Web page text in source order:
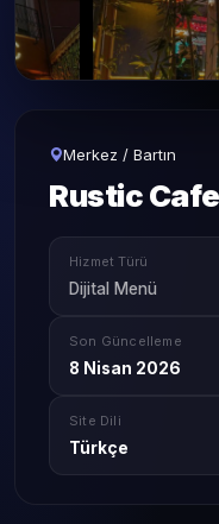
Merkez / Bartın
Rustic
Hizmet Türü
Dijital Menü
Son Güncelleme
8 Nisan 2026
Site Dili
Türkçe